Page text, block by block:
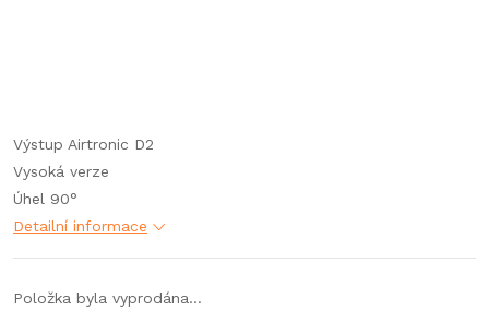
Výstup Airtronic D2
Vysoká verze
Úhel 90°
Detailní informace
Položka byla vyprodána…